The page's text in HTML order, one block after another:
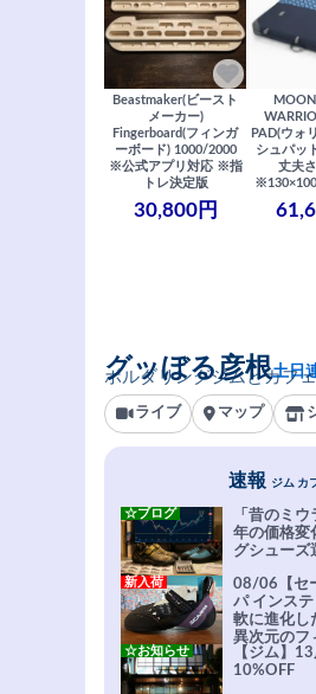
Beastmaker(ビースト
メーカー)
Fingerboard(フィンガ
ーボード) 1000/2000
※公式アプリ対応 ※指
トレ決定版
30,800円
PAD(ウォ
シュパッ
丈夫
ボルダリングジムとカフ
グッぼる彦根土日
ライブ マップ
速報 ジム カ
「昔のミ
年の価格変
グシューズ
☆ブログ
08/06【セ
パ インス
軟に進化し
異次元のフ
新入荷
【ジム】
10%OFF
☆お知らせ